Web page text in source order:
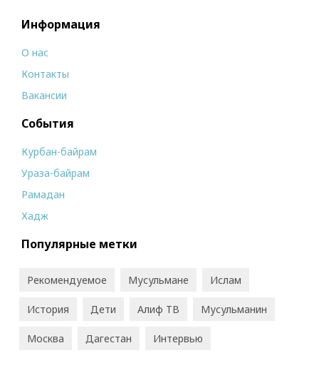
Информация
О нас
Контакты
Вакансии
События
Курбан-байрам
Ураза-байрам
Рамадан
Хадж
Популярные метки
Рекомендуемое Мусульмане Ислам
История Дети Алиф ТВ Мусульманин
Москва Дагестан Интервью